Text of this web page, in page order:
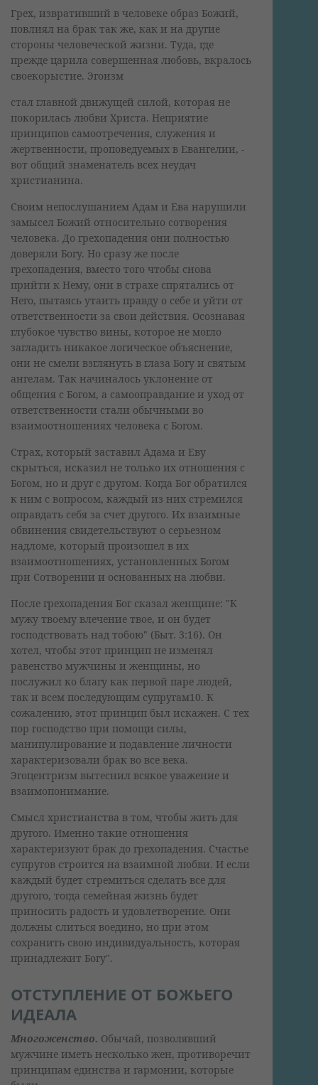
Грех, извративший в человеке образ Божий,
повлиял на брак так же, как и на другие
стороны человеческой жизни. Туда, где
прежде царила совершенная любовь, вкралось
своекорыстие. Эгоизм
стал главной движущей силой, которая не
покорилась любви Христа. Неприятие
принципов самоотречения, служения и
жертвенности, проповедуемых в Евангелии, -
вот общий знаменатель всех неудач
христианина.
Своим непослушанием Адам и Ева нарушили
замысел Божий относительно сотворения
человека. До грехопадения они полностью
доверяли Богу. Но сразу же после
грехопадения, вместо того чтобы снова
прийти к Нему, они в страхе спрятались от
Него, пытаясь утаить правду о себе и уйти от
ответственности за свои действия. Осознавая
глубокое чувство вины, которое не могло
загладить никакое логическое объяснение,
они не смели взглянуть в глаза Богу и святым
ангелам. Так начиналось уклонение от
общения с Богом, а самооправдание и уход от
ответственности стали обычными во
взаимоотношениях человека с Богом.
Страх, который заставил Адама и Еву
скрыться, исказил не только их отношения с
Богом, но и друг с другом. Когда Бог обратился
к ним с вопросом, каждый из них стремился
оправдать себя за счет другого. Их взаимные
обвинения свидетельствуют о серьезном
надломе, который произошел в их
взаимоотношениях, установленных Богом
при Сотворении и основанных на любви.
После грехопадения Бог сказал женщине: "К
мужу твоему влечение твое, и он будет
господствовать над тобою" (Быт. 3:16). Он
хотел, чтобы этот принцип не изменял
равенство мужчины и женщины, но
послужил ко благу как первой паре людей,
так и всем последующим супругам10. К
сожалению, этот принцип был искажен. С тех
пор господство при помощи силы,
манипулирование и подавление личности
характеризовали брак во все века.
Эгоцентризм вытеснил всякое уважение и
взаимопонимание.
Смысл христианства в том, чтобы жить для
другого. Именно такие отношения
характеризуют брак до грехопадения. Счастье
супругов строится на взаимной любви. И если
каждый будет стремиться сделать все для
другого, тогда семейная жизнь будет
приносить радость и удовлетворение. Они
должны слиться воедино, но при этом
сохранить свою индивидуальность, которая
принадлежит Богу".
ОТСТУПЛЕНИЕ ОТ БОЖЬЕГО
ИДЕАЛА
Многоженство. Обычай, позволявший
мужчине иметь несколько жен, противоречит
принципам единства и гармонии, которые